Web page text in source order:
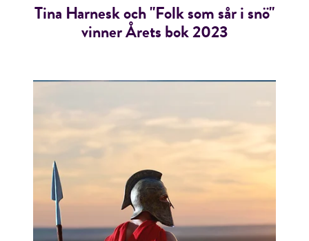
Tina Harnesk och "Folk som sår i snö"
vinner Årets bok 2023